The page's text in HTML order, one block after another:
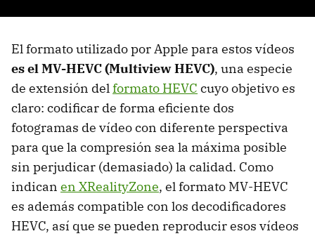
El formato utilizado por Apple para estos vídeos
es el MV-HEVC (Multiview HEVC), una especie
de extensión del formato HEVC cuyo objetivo es
claro: codificar de forma eficiente dos
fotogramas de vídeo con diferente perspectiva
para que la compresión sea la máxima posible
sin perjudicar (demasiado) la calidad. Como
indican en XRealityZone, el formato MV-HEVC
es además compatible con los decodificadores
HEVC, así que se pueden reproducir esos vídeos